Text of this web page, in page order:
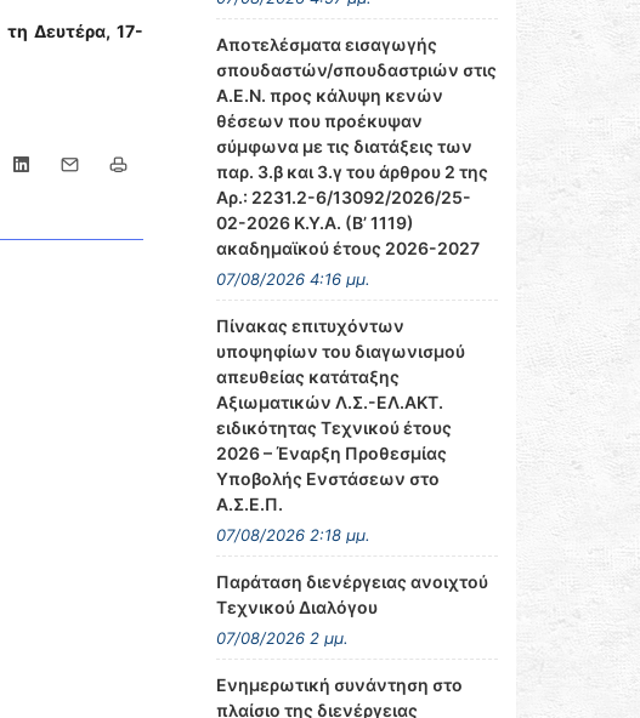
τη Δευτέρα, 17-
Αποτελέσματα εισαγωγής
σπουδαστών/σπουδαστριών στις
Α.Ε.Ν. προς κάλυψη κενών
θέσεων που προέκυψαν
σύμφωνα με τις διατάξεις των
παρ. 3.β και 3.γ του άρθρου 2 της
Αρ.: 2231.2-6/13092/2026/25-
02-2026 Κ.Υ.Α. (Β’ 1119)
ακαδημαϊκού έτους 2026-2027
07/08/2026 4:16 μμ.
Πίνακας επιτυχόντων
υποψηφίων του διαγωνισμού
απευθείας κατάταξης
Αξιωματικών Λ.Σ.-ΕΛ.ΑΚΤ.
ειδικότητας Τεχνικού έτους
2026 – Έναρξη Προθεσμίας
Υποβολής Ενστάσεων στο
Α.Σ.Ε.Π.
07/08/2026 2:18 μμ.
Παράταση διενέργειας ανοιχτού
Τεχνικού Διαλόγου
07/08/2026 2 μμ.
Ενημερωτική συνάντηση στο
πλαίσιο της διενέργειας